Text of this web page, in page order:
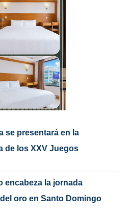
se presentará en la
de los XXV Juegos
encabeza la jornada
oro en Santo Domingo